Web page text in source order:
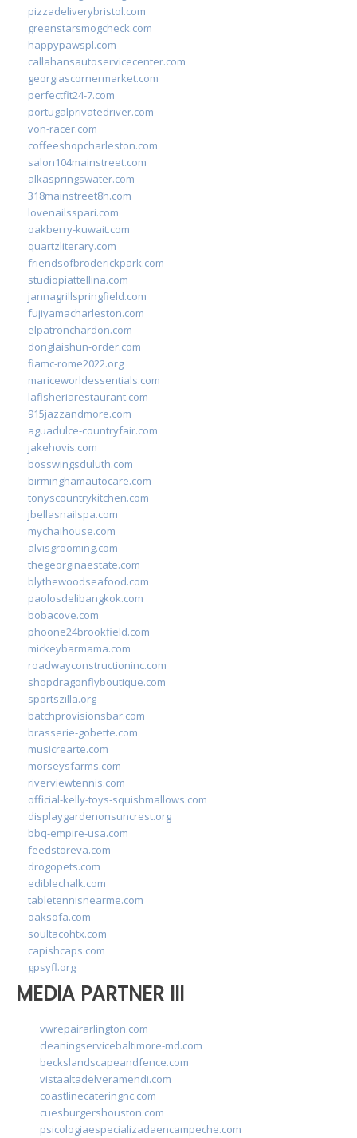
pizzadeliverybristol.com
greenstarsmogcheck.com
happypawspl.com
callahansautoservicecenter.com
georgiascornermarket.com
perfectfit24-7.com
portugalprivatedriver.com
von-racer.com
coffeeshopcharleston.com
salon104mainstreet.com
alkaspringswater.com
318mainstreet8h.com
lovenailsspari.com
oakberry-kuwait.com
quartzliterary.com
friendsofbroderickpark.com
studiopiattellina.com
jannagrillspringfield.com
fujiyamacharleston.com
elpatronchardon.com
donglaishun-order.com
fiamc-rome2022.org
mariceworldessentials.com
lafisheriarestaurant.com
915jazzandmore.com
aguadulce-countryfair.com
jakehovis.com
bosswingsduluth.com
birminghamautocare.com
tonyscountrykitchen.com
jbellasnailspa.com
mychaihouse.com
alvisgrooming.com
thegeorginaestate.com
blythewoodseafood.com
paolosdelibangkok.com
bobacove.com
phoone24brookfield.com
mickeybarmama.com
roadwayconstructioninc.com
shopdragonflyboutique.com
sportszilla.org
batchprovisionsbar.com
brasserie-gobette.com
musicrearte.com
morseysfarms.com
riverviewtennis.com
official-kelly-toys-squishmallows.com
displaygardenonsuncrest.org
bbq-empire-usa.com
feedstoreva.com
drogopets.com
ediblechalk.com
tabletennisnearme.com
oaksofa.com
soultacohtx.com
capishcaps.com
gpsyfl.org
MEDIA PARTNER III
vwrepairarlington.com
cleaningservicebaltimore-md.com
beckslandscapeandfence.com
vistaaltadelveramendi.com
coastlinecateringnc.com
cuesburgershouston.com
psicologiaespecializadaencampeche.com